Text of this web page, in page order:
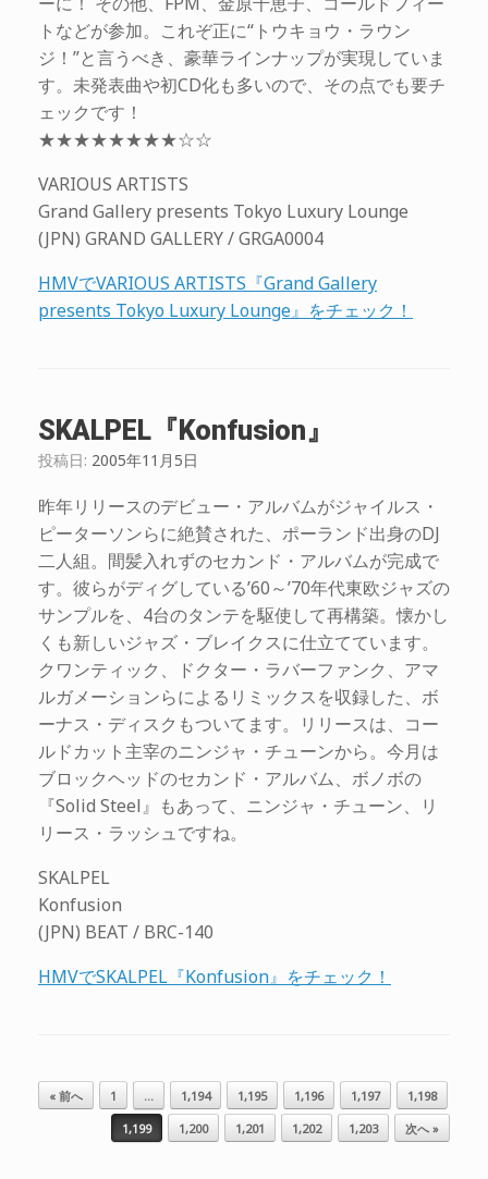
トなどが参加。これぞ正に“トウキョウ・ラウン
ジ！”と言うべき、豪華ラインナップが実現していま
す。未発表曲や初CD化も多いので、その点でも要チ
ェックです！
★★★★★★★★☆☆
VARIOUS ARTISTS
Grand Gallery presents Tokyo Luxury Lounge
(JPN) GRAND GALLERY / GRGA0004
HMVでVARIOUS ARTISTS『Grand Gallery
presents Tokyo Luxury Lounge』をチェック！
SKALPEL『Konfusion』
投稿日: 2005年11月5日
昨年リリースのデビュー・アルバムがジャイルス・
ピーターソンらに絶賛された、ポーランド出身のDJ
二人組。間髪入れずのセカンド・アルバムが完成で
す。彼らがディグしている’60～’70年代東欧ジャズの
サンプルを、4台のタンテを駆使して再構築。懐かし
くも新しいジャズ・ブレイクスに仕立てています。
クワンティック、ドクター・ラバーファンク、アマ
ルガメーションらによるリミックスを収録した、ボ
ーナス・ディスクもついてます。リリースは、コー
ルドカット主宰のニンジャ・チューンから。今月は
ブロックヘッドのセカンド・アルバム、ボノボの
『Solid Steel』もあって、ニンジャ・チューン、リ
リース・ラッシュですね。
SKALPEL
Konfusion
(JPN) BEAT / BRC-140
HMVでSKALPEL『Konfusion』をチェック！
投稿ナビゲーション
« 前へ 1 … 1,194 1,195 1,196 1,197
1,198
1,199
1,200 1,201 1,202 1,203 次へ »